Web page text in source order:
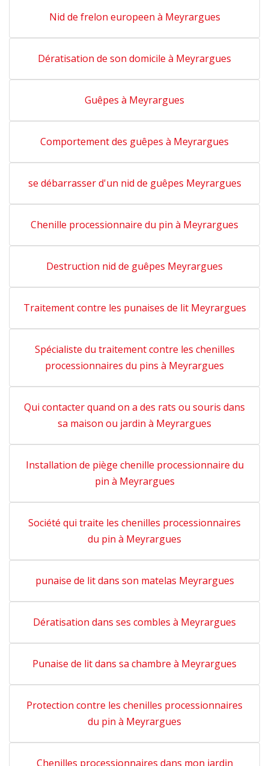
Nid de frelon europeen à Meyrargues
Dératisation de son domicile à Meyrargues
Guêpes à Meyrargues
Comportement des guêpes à Meyrargues
se débarrasser d'un nid de guêpes Meyrargues
Chenille processionnaire du pin à Meyrargues
Destruction nid de guêpes Meyrargues
Traitement contre les punaises de lit Meyrargues
Spécialiste du traitement contre les chenilles
processionnaires du pins à Meyrargues
Qui contacter quand on a des rats ou souris dans
sa maison ou jardin à Meyrargues
Installation de piège chenille processionnaire du
pin à Meyrargues
Société qui traite les chenilles processionnaires
du pin à Meyrargues
punaise de lit dans son matelas Meyrargues
Dératisation dans ses combles à Meyrargues
Punaise de lit dans sa chambre à Meyrargues
Protection contre les chenilles processionnaires
du pin à Meyrargues
Chenilles processionnaires dans mon jardin